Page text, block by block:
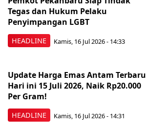
HEADLINE
Tegas dan Hukum Pelaku
Penyimpangan LGBT
Kamis, 16 Jul 2026 - 14:33
HEADLINE
Update Harga Emas Antam Terbaru
Hari ini 15 Juli 2026, Naik Rp20.000
Per Gram!
Kamis, 16 Jul 2026 - 14:31